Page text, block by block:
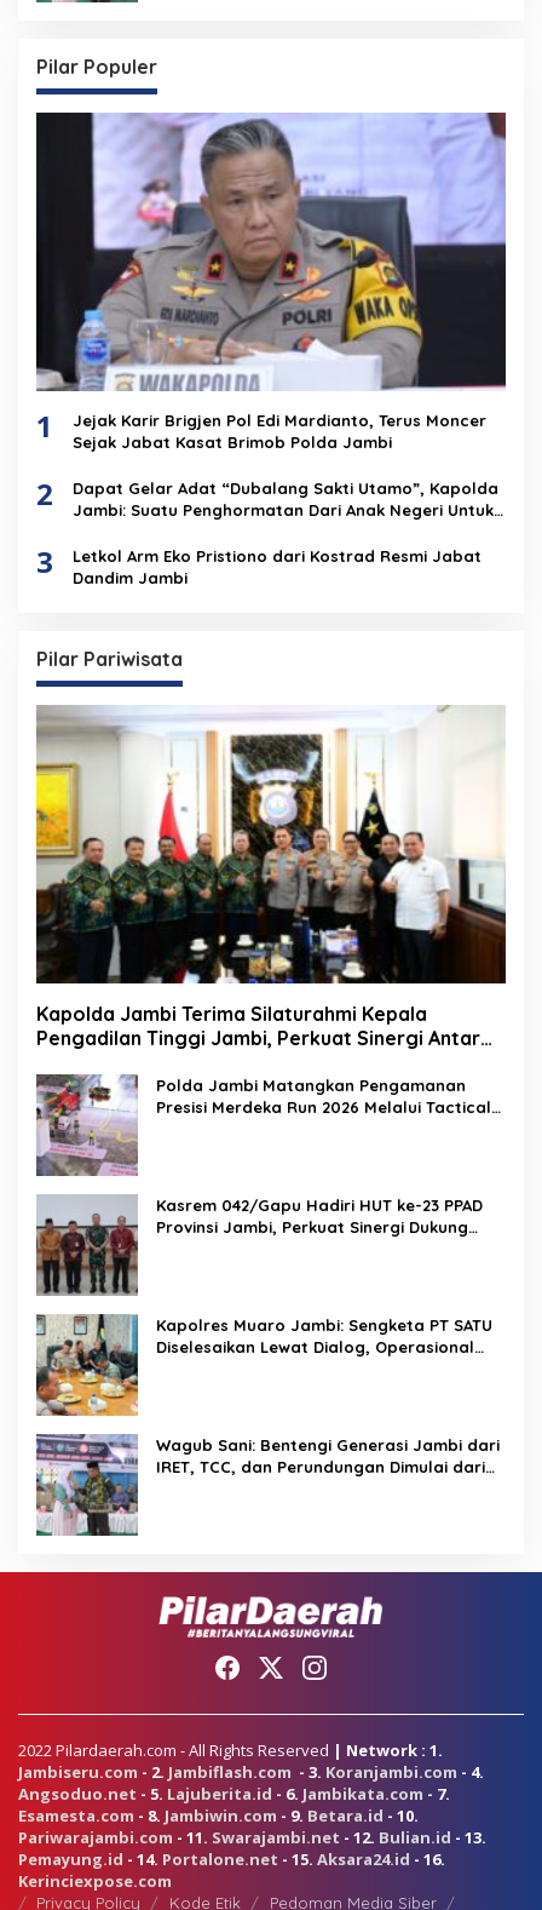
Pilar Populer
1
Jejak Karir Brigjen Pol Edi Mardianto, Terus Moncer
Sejak Jabat Kasat Brimob Polda Jambi
2
Dapat Gelar Adat “Dubalang Sakti Utamo”, Kapolda
Jambi: Suatu Penghormatan Dari Anak Negeri Untuk
3
Letkol Arm Eko Pristiono dari Kostrad Resmi Jabat
Dandim Jambi
Pilar Pariwisata
Kapolda Jambi Terima Silaturahmi Kepala
Pengadilan Tinggi Jambi, Perkuat Sinergi Antar
Polda Jambi Matangkan Pengamanan
Presisi Merdeka Run 2026 Melalui Tactical
Kasrem 042/Gapu Hadiri HUT ke-23 PPAD
Provinsi Jambi, Perkuat Sinergi Dukung
Kapolres Muaro Jambi: Sengketa PT SATU
Diselesaikan Lewat Dialog, Operasional
Wagub Sani: Bentengi Generasi Jambi dari
IRET, TCC, dan Perundungan Dimulai dari
2022 Pilardaerah.com - All Rights Reserved | Network : 1.
Jambiseru.com - 2. Jambiflash.com - 3. Koranjambi.com - 4.
Angsoduo.net - 5. Lajuberita.id - 6. Jambikata.com - 7.
Esamesta.com - 8. Jambiwin.com - 9. Betara.id - 10.
Pariwarajambi.com - 11. Swarajambi.net - 12. Bulian.id - 13.
Pemayung.id - 14. Portalone.net - 15. Aksara24.id - 16.
Kerinciexpose.com
Privacy Policy Kode Etik Pedoman Media Siber